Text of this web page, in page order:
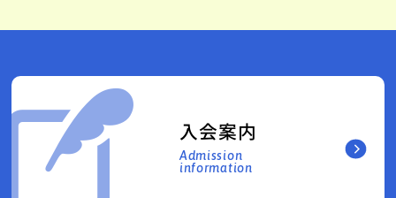
入会案内
Admission
information